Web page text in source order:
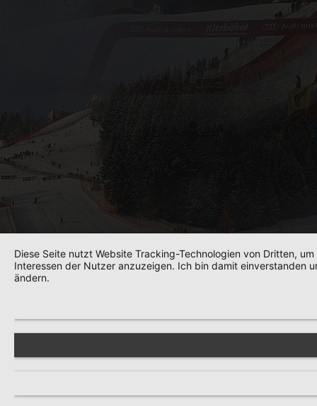
Diese Seite nutzt Website Tracking-Technologien von Dritten,
Interessen der Nutzer anzuzeigen. Ich bin damit einverstanden
ändern.